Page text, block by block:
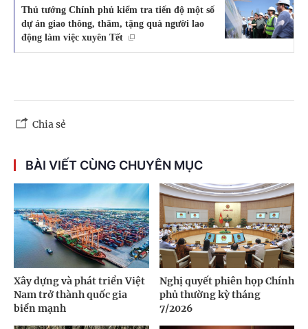
Thủ tướng Chính phủ kiểm tra tiến độ một số
dự án giao thông, thăm, tặng quà người lao
động làm việc xuyên Tết
Chia sẻ
BÀI VIẾT CÙNG CHUYÊN MỤC
Xây dựng và phát triển Việt
Nam trở thành quốc gia
biển mạnh
Nghị quyết phiên họp Chính
phủ thường kỳ tháng
7/2026